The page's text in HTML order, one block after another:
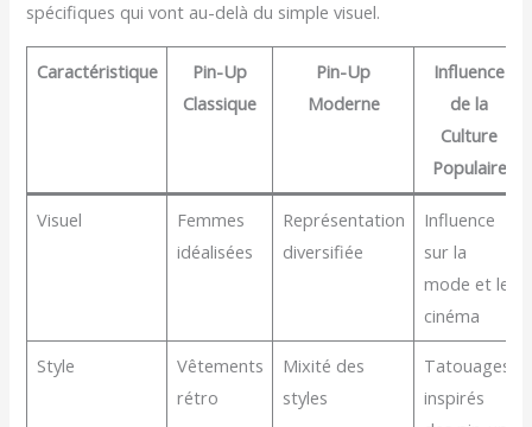
spécifiques qui vont au-delà du simple visuel.
Caractéristique
Pin-Up
Classique
Pin-Up
Moderne
Influence
de la
Culture
Populaire
Visuel
Femmes
idéalisées
Représentation
diversifiée
Influence
sur la
mode et le
cinéma
Style
Vêtements
rétro
Mixité des
styles
Tatouages
inspirés